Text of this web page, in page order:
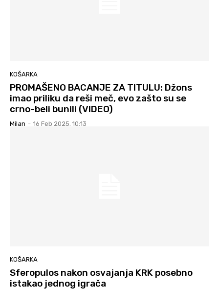
KOŠARKA
PROMAŠENO BACANJE ZA TITULU: Džons
imao priliku da reši meč, evo zašto su se
crno-beli bunili (VIDEO)
Milan - 16 Feb 2025. 10:13
KOŠARKA
Sferopulos nakon osvajanja KRK posebno
istakao jednog igrača